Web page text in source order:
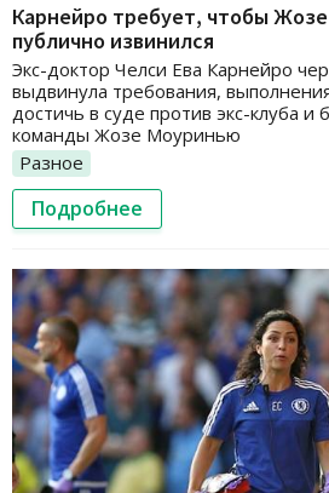
Карнейро требует, чтобы
публично извинился
Экс-доктор Челси Ева Карнейро
выдвинула требования,
достичь в суде против экс-клуба и
команды Жозе Моуринью
Разное
Подробнее